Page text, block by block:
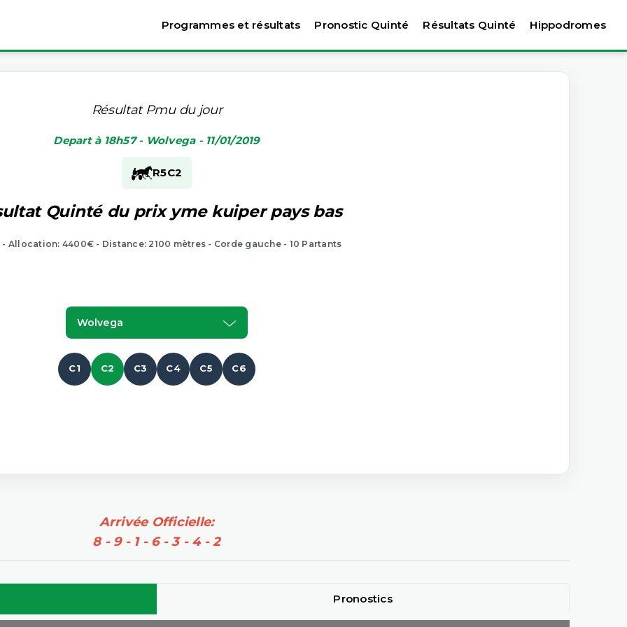
Programmes et résultats Pronostic Quinté Résultats Quinté Hippodromes
Résultat Pmu du jour
Depart à 18h57 - Wolvega - 11/01/2019
R5C2
Quinté du prix yme kuiper pays bas
Allocation: 4400€ - Distance: 2100 mètres - Corde gauche - 10 Partants
Wolvega
C1 C2 C3 C4 C5 C6
Arrivée Officielle:
8 - 9 - 1 - 6 - 3 - 4 - 2
Pronostics